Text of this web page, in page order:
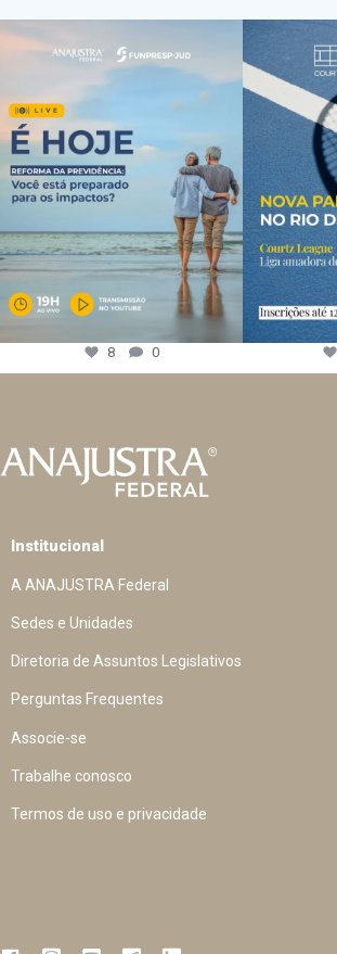
8 0
Institucional
A ANAJUSTRA Federal
Sedes e Unidades
Diretoria de Assuntos Legislativos
Perguntas Frequentes
Associe-se
Trabalhe conosco
Termos de uso e privacidade